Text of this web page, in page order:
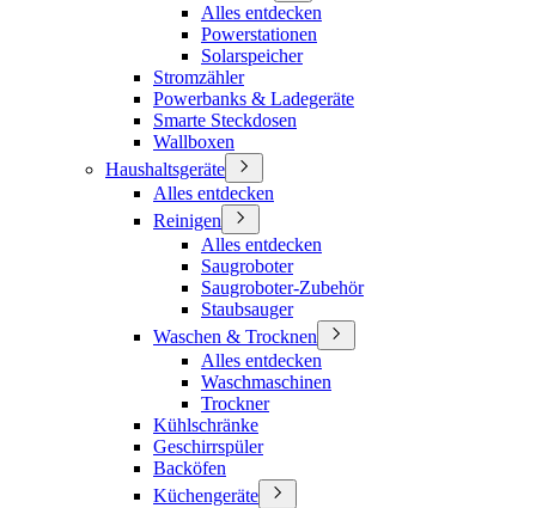
Alles entdecken
Powerstationen
Solarspeicher
Stromzähler
Powerbanks & Ladegeräte
Smarte Steckdosen
Wallboxen
Haushaltsgeräte
Alles entdecken
Reinigen
Alles entdecken
Saugroboter
Saugroboter-Zubehör
Staubsauger
Waschen & Trocknen
Alles entdecken
Waschmaschinen
Trockner
Kühlschränke
Geschirrspüler
Backöfen
Küchengeräte